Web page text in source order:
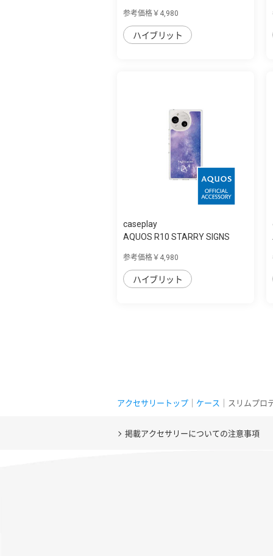
参考価格￥4,980
ハイブリット
caseplay
AQUOS R10 STARRY SIGNS
参考価格￥4,980
ハイブリット
アクセサリートップ ケース ｜スリムプ
掲載アクセサリーについての注意事項